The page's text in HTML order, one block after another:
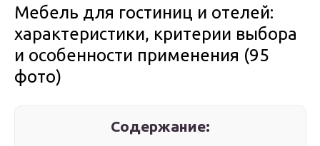
Мебель для гостиниц и отелей:
характеристики, критерии выбора
и особенности применения (95
фото)
Содержание: